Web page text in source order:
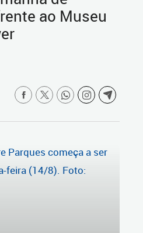
ao Museu